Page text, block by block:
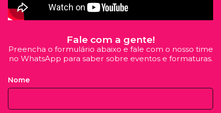
Fale com a gente!
Preencha o formulário abaixo e fale com o nosso time
no WhatsApp para saber sobre eventos e formaturas.
Nome